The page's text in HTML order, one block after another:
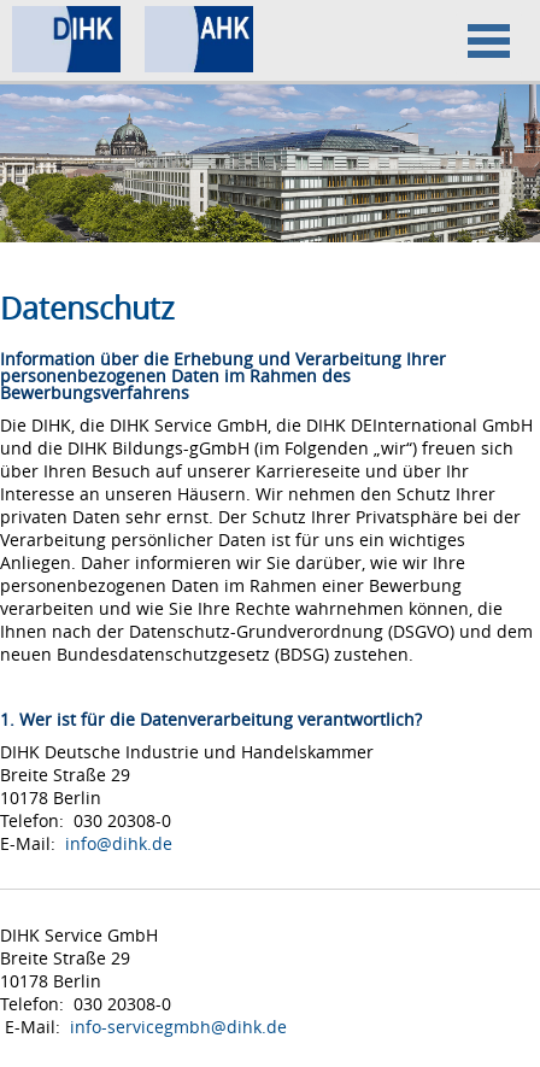
Home
Datenschutz
Impressum
Datenschutz
Information über die Erhebung und Verarbeitung Ihrer
personenbezogenen Daten im Rahmen des
Bewerbungsverfahrens
Die DIHK, die DIHK Service GmbH, die DIHK DEInternational GmbH
und die DIHK Bildungs-gGmbH (im Folgenden „wir“) freuen sich
über Ihren Besuch auf unserer Karriereseite und über Ihr
Interesse an unseren Häusern. Wir nehmen den Schutz Ihrer
privaten Daten sehr ernst. Der Schutz Ihrer Privatsphäre bei der
Verarbeitung persönlicher Daten ist für uns ein wichtiges
Anliegen. Daher informieren wir Sie darüber, wie wir Ihre
personenbezogenen Daten im Rahmen einer Bewerbung
verarbeiten und wie Sie Ihre Rechte wahrnehmen können, die
Ihnen nach der Datenschutz-Grundverordnung (DSGVO) und dem
neuen Bundesdatenschutzgesetz (BDSG) zustehen.
1. Wer ist für die Datenverarbeitung verantwortlich?
DIHK Deutsche Industrie und Handelskammer
Breite Straße 29
10178 Berlin
Telefon: 030 20308-0
E-Mail: info@dihk.de
DIHK Service GmbH
Breite Straße 29
10178 Berlin
Telefon: 030 20308-0
E-Mail: info-servicegmbh@dihk.de